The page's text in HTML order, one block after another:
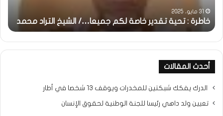
التراد
محمد
31 مايو، 2025
خاطرة : تحية تقدير خاصة لكم جميعا…/ الشيخ التراد محمد
أحدث المقالات
الدرك يفكك شبكتين للمخدرات ويوقف 13 شخصا في أطار
تعيين ولد داهي رئيسا للجنة الوطنية لحقوق الإنسان